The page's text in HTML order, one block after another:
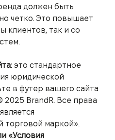
должен быть
четко. Это повышает
клиентов, так и со
это стандартное
юридической
в футер вашего сайта
2025 BrandR. Все права
торговой маркой».
«Условия